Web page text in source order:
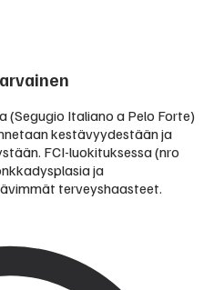
(Segugio Italiano a Pelo Forte)
kestävyydestään ja
FCI-luokituksessa (nro
ja
terveyshaasteet.